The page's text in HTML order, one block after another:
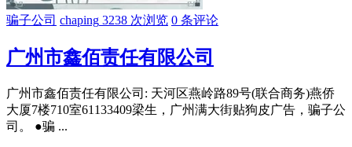
骗子公司 chaping 3238 次浏览 0 条评论
广州市鑫佰责任有限公司
广州市鑫佰责任有限公司: 天河区燕岭路89号(联合商务)燕侨
大厦7楼710室61133409梁生，广州满大街贴狗皮广告，骗子公
司。 ●骗 ...